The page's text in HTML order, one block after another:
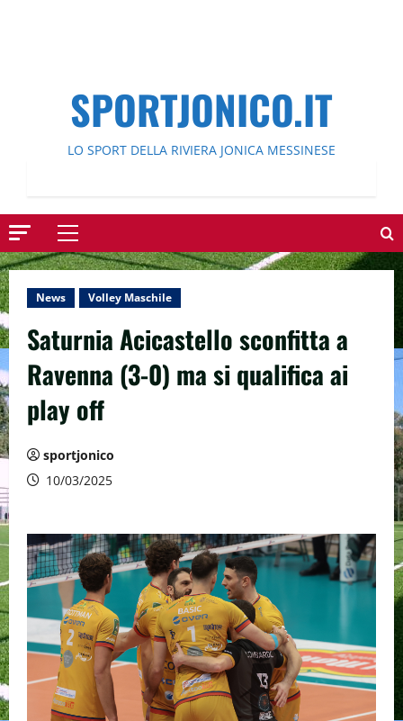
SPORTJONICO.IT
LO SPORT DELLA RIVIERA JONICA MESSINESE
Menu
principale
News Volley Maschile
Saturnia Acicastello sconfitta a
Ravenna (3-0) ma si qualifica ai
play off
sportjonico
10/03/2025